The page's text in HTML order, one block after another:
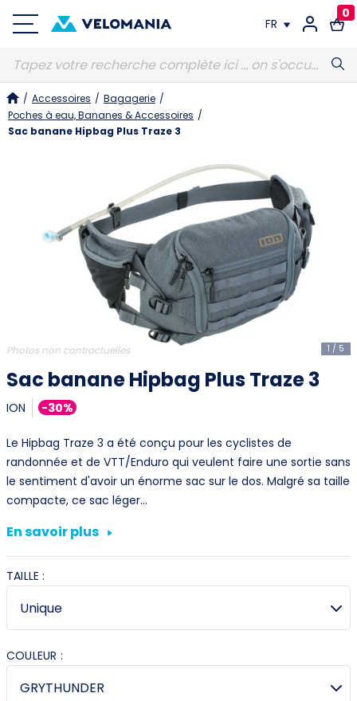
FR
FR
0
/ Accessoires / Bagagerie /
Poches à eau, Bananes & Accessoires /
Sac banane Hipbag Plus Traze 3
1 / 5
Photos non contractuelles
Sac banane Hipbag Plus Traze 3
ION -30%
Le Hipbag Traze 3 a été conçu pour les cyclistes de
randonnée et de VTT/Enduro qui veulent faire une sortie sans
le sentiment d'avoir un énorme sac sur le dos. Malgré sa taille
compacte, ce sac léger…
En savoir plus
TAILLE :
COULEUR :